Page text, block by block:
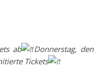
ab
Donnerstag,
Tickets